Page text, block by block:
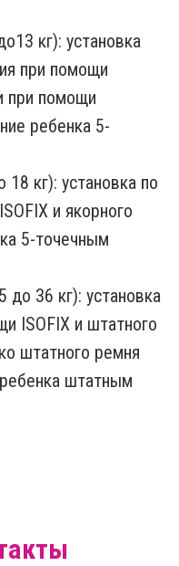
кг): установка
при помощи
при помощи
ребенка 5-
кг): установка по
и якорного
5-точечным
до 36 кг): установка
ISOFIX и штатного
штатного ремня
штатным